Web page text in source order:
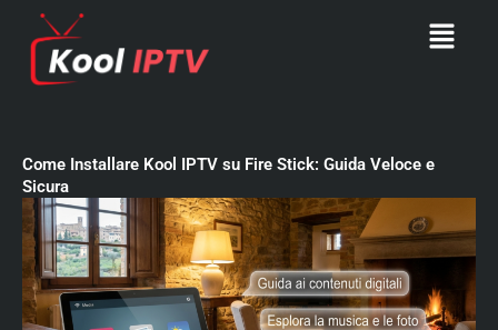
content
Menu
Come Installare Kool IPTV su Fire Stick: Guida Veloce e
Sicura